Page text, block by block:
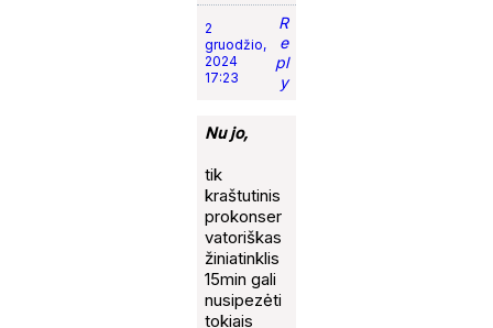
2
gruodžio,
2024
17:23
R
e
pl
y
Nu jo,
tik
kraštutinis
prokonser
vatoriškas
žiniatinklis
15min gali
nusipezėti
tokiais